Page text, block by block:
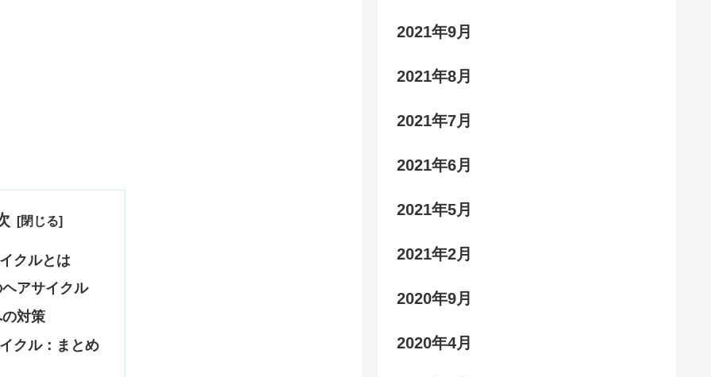
クルとは
アサイクル
対策
クル：まとめ
2021年9月
2021年8月
2021年7月
2021年6月
2021年5月
2021年2月
2020年9月
2020年4月